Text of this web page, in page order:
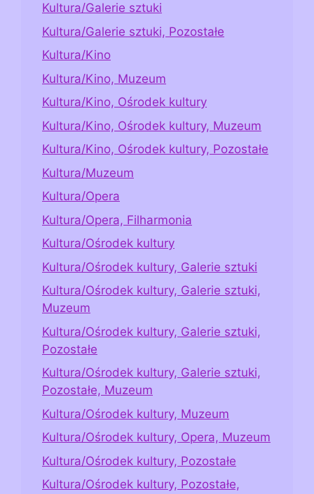
Kultura/Galerie sztuki
Kultura/Galerie sztuki, Pozostałe
Kultura/Kino
Kultura/Kino, Muzeum
Kultura/Kino, Ośrodek kultury
Kultura/Kino, Ośrodek kultury, Muzeum
Kultura/Kino, Ośrodek kultury, Pozostałe
Kultura/Muzeum
Kultura/Opera
Kultura/Opera, Filharmonia
Kultura/Ośrodek kultury
Kultura/Ośrodek kultury, Galerie sztuki
Kultura/Ośrodek kultury, Galerie sztuki,
Muzeum
Kultura/Ośrodek kultury, Galerie sztuki,
Pozostałe
Kultura/Ośrodek kultury, Galerie sztuki,
Pozostałe, Muzeum
Kultura/Ośrodek kultury, Muzeum
Kultura/Ośrodek kultury, Opera, Muzeum
Kultura/Ośrodek kultury, Pozostałe
Kultura/Ośrodek kultury, Pozostałe,